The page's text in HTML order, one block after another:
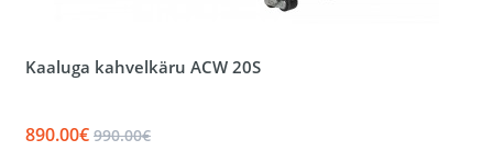
Kaaluga kahvelkäru ACW 20S
890.00€ 990.00€